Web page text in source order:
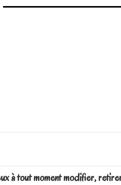
à tout moment modifier,